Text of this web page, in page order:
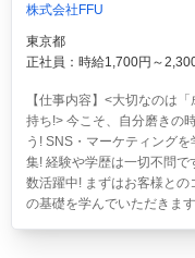
株式会社FFU
東京都
正社員：時給1,700円～
【仕事内容】<大切なのは
持ち!> 今こそ、自分磨きの
う! SNS・マーケティング
集! 経験や学歴は一切不問
数活躍中! まずはお客様と
の基礎を学んでいただきま